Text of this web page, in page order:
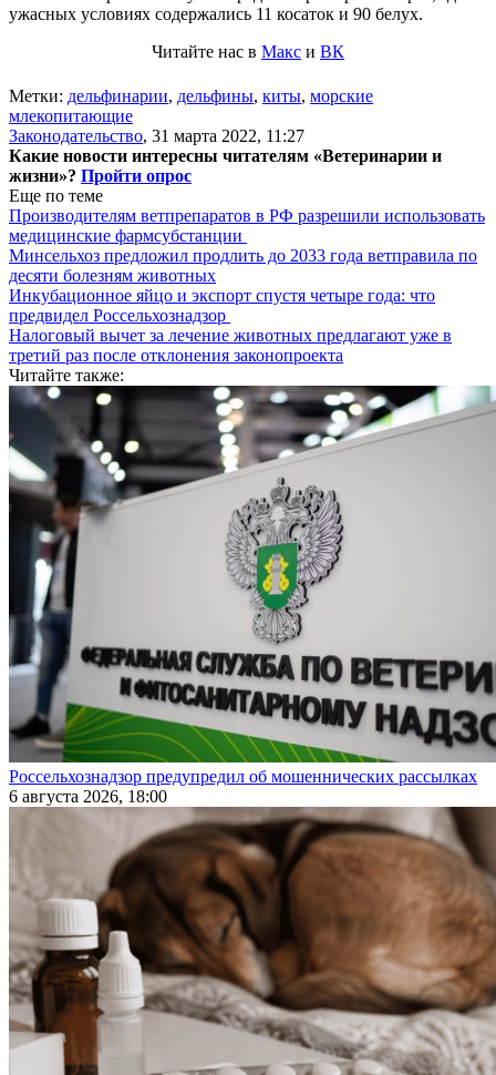
ужасных условиях содержались 11 косаток и 90 белух.
Читайте нас в Макс и ВК
Метки: дельфинарии, дельфины, киты, морские
млекопитающие
Законодательство, 31 марта 2022, 11:27
Какие новости интересны читателям «Ветеринарии и
жизни»? Пройти опрос
Еще по теме
Производителям ветпрепаратов в РФ разрешили использовать
медицинские фармсубстанции
Минсельхоз предложил продлить до 2033 года ветправила по
десяти болезням животных
Инкубационное яйцо и экспорт спустя четыре года: что
предвидел Россельхознадзор
Налоговый вычет за лечение животных предлагают уже в
третий раз после отклонения законопроекта
Читайте также:
Россельхознадзор предупредил об мошеннических рассылках
6 августа 2026, 18:00